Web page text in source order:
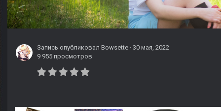
Запись опубликовал Bowsette · 30 мая, 2022
9 955 просмотров